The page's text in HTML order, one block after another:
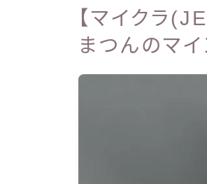
【マイクラ
まつんのマイ